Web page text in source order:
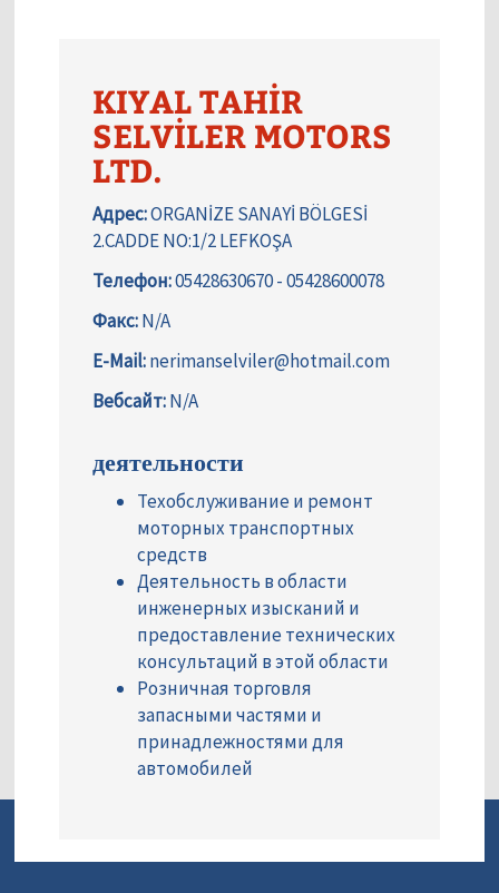
KIYAL TAHİR
SELVİLER MOTORS
LTD.
Адрес:ORGANİZE SANAYİ BÖLGESİ
2.CADDE NO:1/2 LEFKOŞA
Телефон:05428630670 - 05428600078
Факс:N/A
E-Mail:nerimanselviler@hotmail.com
Вебсайт:N/A
деятельности
Техобслуживание и ремонт
моторных транспортных
средств
Деятельность в области
инженерных изысканий и
предоставление технических
консультаций в этой области
Розничная торговля
запасными частями и
принадлежностями для
автомобилей